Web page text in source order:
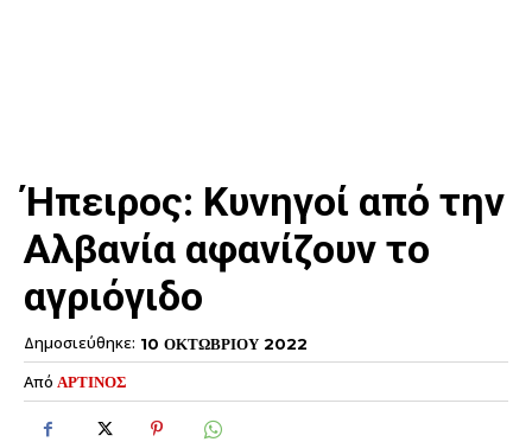
Ήπειρος: Kυνηγοί από την
Αλβανία αφανίζουν το
αγριόγιδο
Δημοσιεύθηκε: 10 ΟΚΤΩΒΡΙΟΥ 2022
Από ΑΡΤΙΝΟΣ